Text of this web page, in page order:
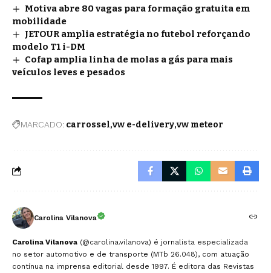
Motiva abre 80 vagas para formação gratuita em
mobilidade
JETOUR amplia estratégia no futebol reforçando
modelo T1 i-DM
Cofap amplia linha de molas a gás para mais
veículos leves e pesados
MARCADO: carrossel vw e-delivery vw meteor
Carolina Vilanova
Carolina Vilanova (@carolina.vilanova) é jornalista especializada
no setor automotivo e de transporte (MTb 26.048), com atuação
contínua na imprensa editorial desde 1997. É editora das Revistas